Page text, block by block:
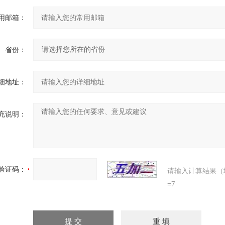
邮箱：
省份：
地址：
说明：
证码：
请输入计算结果
=7